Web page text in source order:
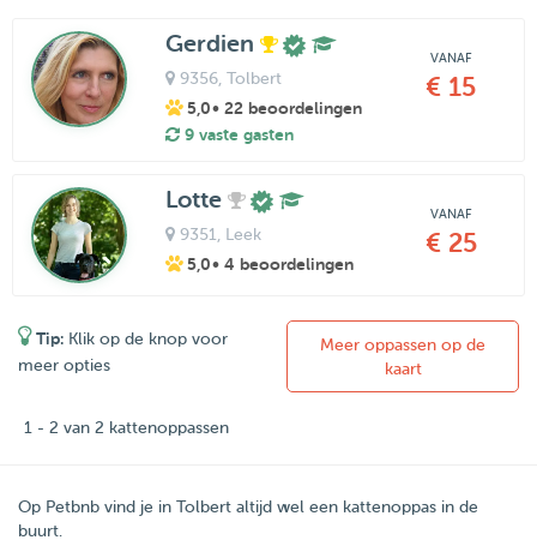
Gerdien
9356, Tolbert
5,0• 22 beoordelingen
9 vaste gasten
VANAF
€ 15
Lotte
9351 , Leek
5,0• 4 beoordelingen
VANAF
€ 25
Tip: Klik op de knop voor
meer opties
Meer oppassen op de
kaart
1 - 2 van 2 kattenoppassen
Op Petbnb vind je in Tolbert altijd wel een kattenoppas in de
buurt.